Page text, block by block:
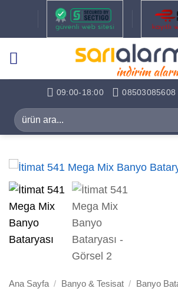
09:00-18:00 08503085608
Ara:
Ana Sayfa / Banyo & Tesisat / Banyo